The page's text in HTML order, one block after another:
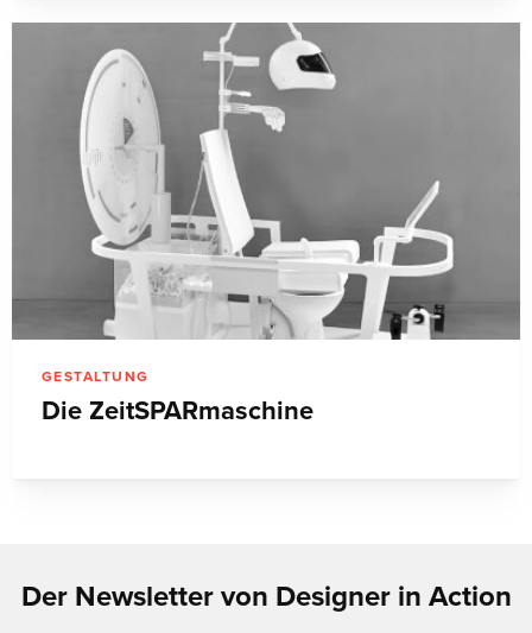
GESTALTUNG
Die ZeitSPARmaschine
Der Newsletter von Designer in Action